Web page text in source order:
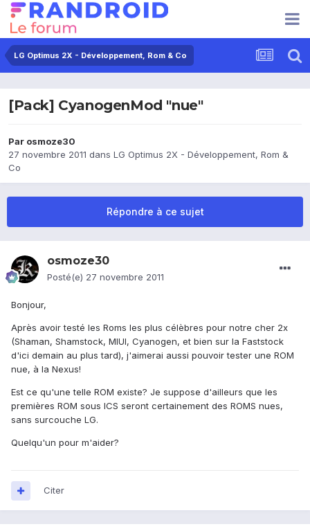
LG Optimus 2X - Développement, Rom & Co
[Pack] CyanogenMod "nue"
Par osmoze30
27 novembre 2011 dans LG Optimus 2X - Développement, Rom &
Co
Répondre à ce sujet
osmoze30
Posté(e) 27 novembre 2011
Bonjour,
Après avoir testé les Roms les plus célèbres pour notre cher 2x
(Shaman, Shamstock, MIUI, Cyanogen, et bien sur la Faststock
d'ici demain au plus tard), j'aimerai aussi pouvoir tester une ROM
nue, à la Nexus!
Est ce qu'une telle ROM existe? Je suppose d'ailleurs que les
premières ROM sous ICS seront certainement des ROMS nues,
sans surcouche LG.
Quelqu'un pour m'aider?
Citer